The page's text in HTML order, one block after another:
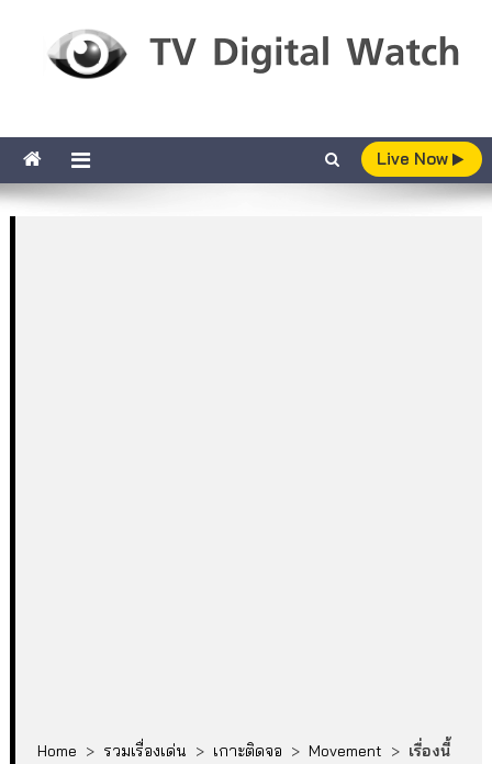
Live Now
Home > รวมเรื่องเด่น > เกาะติดจอ > Movement > เรื่องนี้